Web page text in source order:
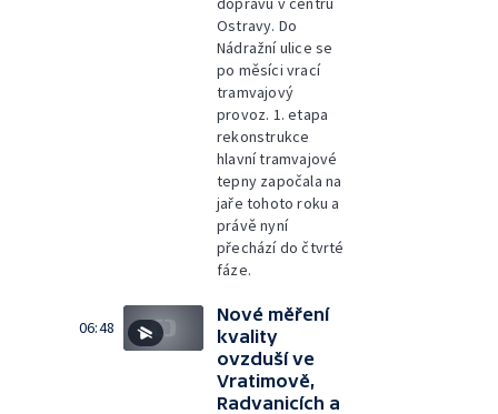
Ostravy. Do
Nádražní ulice se
po měsíci vrací
tramvajový
provoz. 1. etapa
rekonstrukce
hlavní tramvajové
tepny započala na
jaře tohoto roku a
právě nyní
přechází do čtvrté
fáze.
06:48
Nové měření
kvality
ovzduší ve
Vratimově,
Radvanicích a